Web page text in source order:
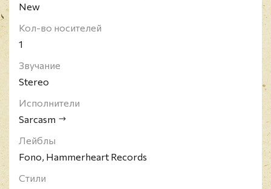
New
Кол-во носителей
1
Звучание
Stereo
Исполнители
Sarcasm
Лейблы
Fono, Hammerheart Records
Стили